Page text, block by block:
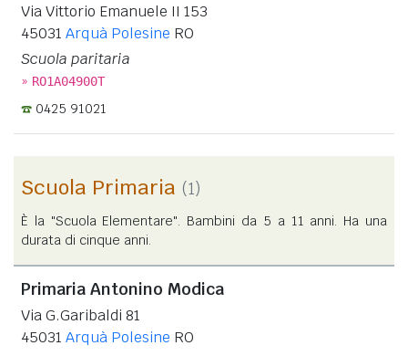
Via Vittorio Emanuele II 153
45031 Arquà Polesine RO
Scuola paritaria
» RO1A04900T
0425 91021
Scuola Primaria (1)
È la "Scuola Elementare". Bambini da 5 a 11 anni. Ha una
durata di cinque anni.
Primaria Antonino Modica
Via G.Garibaldi 81
45031 Arquà Polesine RO